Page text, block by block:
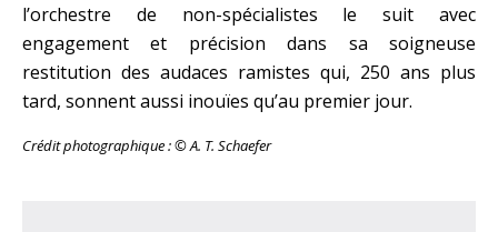
l’orchestre de non-spécialistes le suit avec
engagement et précision dans sa soigneuse
restitution des audaces ramistes qui, 250 ans plus
tard, sonnent aussi inouïes qu’au premier jour.
Crédit photographique : © A. T. Schaefer